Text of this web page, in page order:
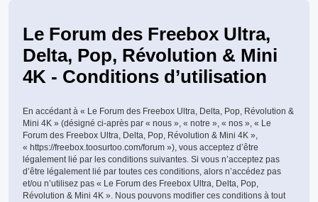
Le Forum des Freebox Ultra,
Delta, Pop, Révolution & Mini
4K - Conditions d’utilisation
En accédant à « Le Forum des Freebox Ultra, Delta, Pop, Révolution &
Mini 4K » (désigné ci-après par « nous », « notre », « nos », « Le
Forum des Freebox Ultra, Delta, Pop, Révolution & Mini 4K »,
« https://freebox.toosurtoo.com/forum »), vous acceptez d’être
légalement lié par les conditions suivantes. Si vous n’acceptez pas
d’être légalement lié par toutes ces conditions, alors n’accédez pas
et/ou n’utilisez pas « Le Forum des Freebox Ultra, Delta, Pop,
Révolution & Mini 4K ». Nous pouvons modifier ces conditions à tout